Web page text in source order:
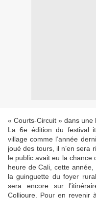
« Courts-Circuit » dans une
La 6e édition du festival
village comme l’année
joué des tours, il n’en sera
le public avait eu la chance
heure de Cali, cette
la guinguette du foyer
sera encore sur
Collioure. Pour en revenir